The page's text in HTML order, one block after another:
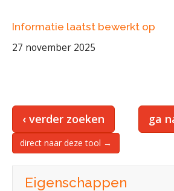
Informatie laatst bewerkt op
27 november 2025
‹ verder zoeken ga
direct naar deze tool →
Eigenschappen